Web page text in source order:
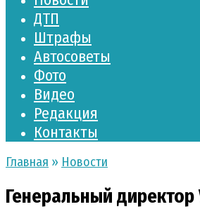
ДТП
Штрафы
Автосоветы
Фото
Видео
Редакция
Контакты
Главная » Новости
Генеральный